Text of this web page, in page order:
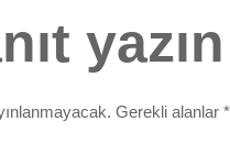
yazın
Gerekli alanlar *